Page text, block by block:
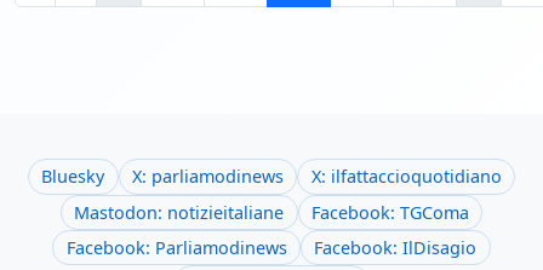
Bluesky X: parliamodinews
X: ilfattaccioquotidiano
Mastodon: notizieitaliane
Facebook: TGComa
Facebook: Parliamodinews
Facebook: IlDisagio